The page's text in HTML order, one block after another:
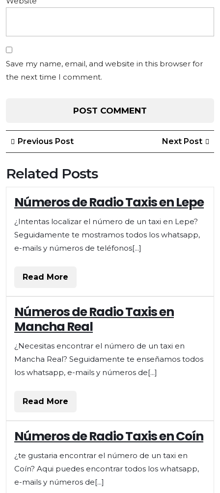
Save my name, email, and website in this browser for
the next time I comment.
Post
navigation
Previous PostPrevious
Post
Next Post
Related Posts
Números de Radio Taxis en Lepe
¿Intentas localizar el número de un taxi en Lepe?
Seguidamente te mostramos todos los whatsapp,
e-mails y números de teléfonos[...]
Read More
Números de Radio Taxis en
Mancha Real
¿Necesitas encontrar el número de un taxi en
Mancha Real? Seguidamente te enseñamos todos
los whatsapp, e-mails y números de[...]
Read More
Números de Radio Taxis en Coín
¿te gustaria encontrar el número de un taxi en
Coín? Aqui puedes encontrar todos los whatsapp,
e-mails y números de[...]